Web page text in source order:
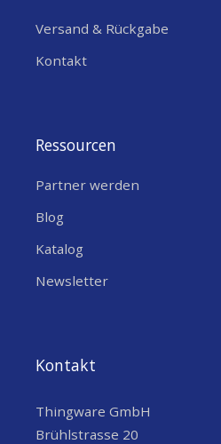
Versand & Rückgabe
Kontakt
Ressourcen
Partner werden
Blog
Katalog
Newsletter
Kontakt
Thingware GmbH
Brühlstrasse 20